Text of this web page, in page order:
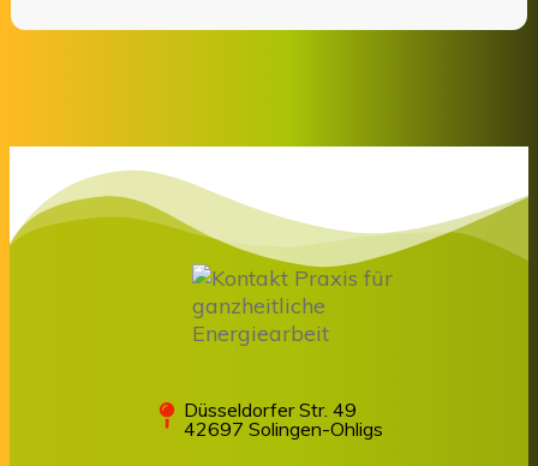
Düsseldorfer Str. 49
42697 Solingen-Ohligs